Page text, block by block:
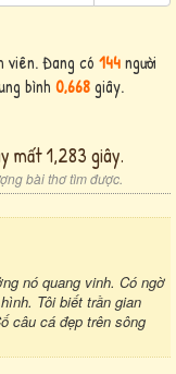
viên. Đang có 144người
bình 0,668giây.
mất 1,283 giây.
bài thơ tìm được.
nó quang vinh. Có ngờ
Tôi biết trần gian
câu cá đẹp trên sông